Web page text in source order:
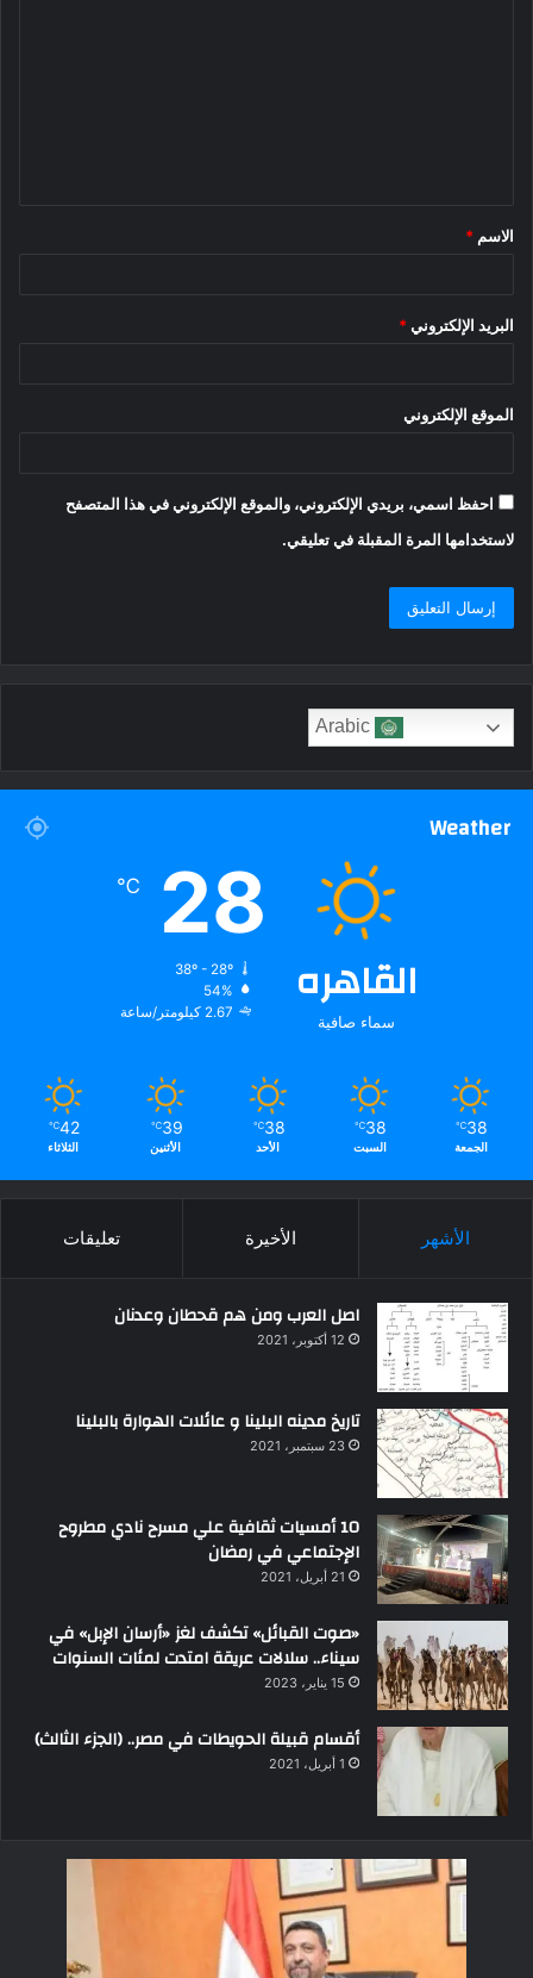
*
الاسم *
البريد الإلكتروني *
الموقع الإلكتروني
احفظ اسمي، بريدي الإلكتروني، والموقع الإلكتروني في هذا المتصفح
لاستخدامها المرة المقبلة في تعليقي.
Weather
القاهره
سماء صافية
28
℃
38º - 28º
54%
2.67 كيلومتر/ساعة
38
℃
الجمعة
38
℃
السبت
38
℃
الأحد
39
℃
الأثنين
42
℃
الثلاثاء
الأشهر الأخيرة تعليقات
اصل العرب ومن هم قحطان وعدنان
12 أكتوبر، 2021
تاريخ مدينه البلينا و عائلات الهوارة بالبلينا
23 سبتمبر، 2021
10 أمسيات ثقافية علي مسرح نادي مطروح
الإجتماعي في رمضان
21 أبريل، 2021
«صوت القبائل» تكشف لغز «أرسان الإبل» في
سيناء.. سلالات عريقة امتدت لمئات السنوات
15 يناير، 2023
أقسام قبيلة الحويطات في مصر.. (الجزء الثالث)
1 أبريل، 2021